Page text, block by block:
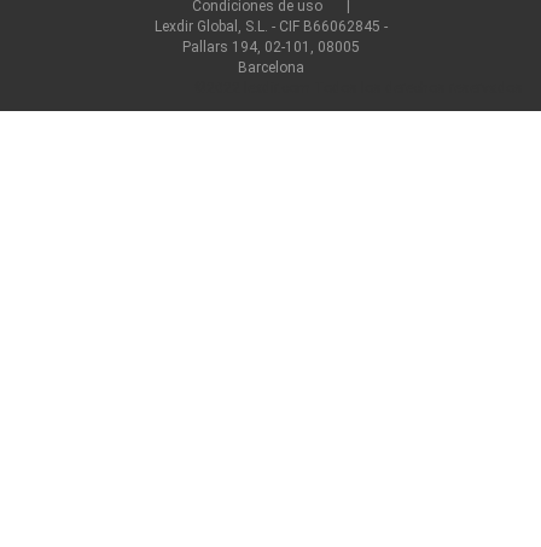
Condiciones de uso
Lexdir Global, S.L. - CIF B66062845 -
Pallars 194, 02-101, 08005
Barcelona